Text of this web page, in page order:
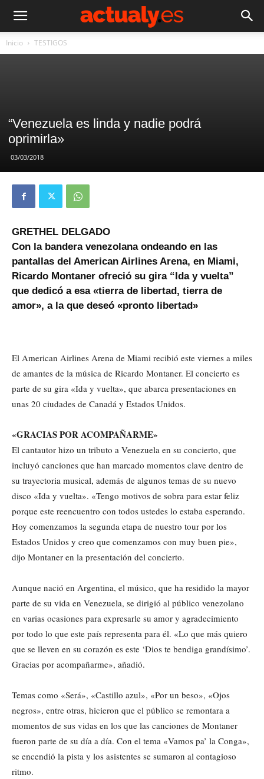
Inicio TESTIGOS
“Venezuela es linda y nadie podrá
oprimirla»
03/03/2018
GRETHEL DELGADO
Con la bandera venezolana ondeando en las
pantallas del American Airlines Arena, en Miami,
Ricardo Montaner ofreció su gira “Ida y vuelta”
que dedicó a esa «tierra de libertad, tierra de
amor», a la que deseó «pronto libertad»
El American Airlines Arena de Miami recibió este viernes a miles
de amantes de la música de Ricardo Montaner. El concierto es
parte de su gira «Ida y vuelta», que abarca presentaciones en
unas 20 ciudades de Canadá y Estados Unidos.
«GRACIAS POR ACOMPAÑARME»
El cantautor hizo un tributo a Venezuela en su concierto, que
incluyó canciones que han marcado momentos clave dentro de
su trayectoria musical, además de algunos temas de su nuevo
disco «Ida y vuelta». «Tengo motivos de sobra para estar feliz
porque este reencuentro con todos ustedes lo estaba esperando.
Hoy comenzamos la segunda etapa de nuestro tour por los
Estados Unidos y creo que comenzamos con muy buen pie»,
dijo Montaner en la presentación del concierto.
Aunque nació en Argentina, el músico, que ha residido la mayor
parte de su vida en Venezuela, se dirigió al público venezolano
en varias ocasiones para expresarle su amor y agradecimiento
por todo lo que este país representa para él. «Lo que más quiero
que se lleven en su corazón es este ‘Dios te bendiga grandísimo’.
Gracias por acompañarme», añadió.
Temas como «Será», «Castillo azul», «Por un beso», «Ojos
negros», entre otras, hicieron que el público se remontara a
momentos de sus vidas en los que las canciones de Montaner
fueron parte de su día a día. Con el tema «Vamos pa’ la Conga»,
se encendió la pista y los asistentes se sumaron al contagioso
ritmo.